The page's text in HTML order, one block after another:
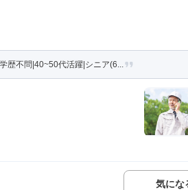
歴不問|40~50代活躍|シニア(6...
気にな